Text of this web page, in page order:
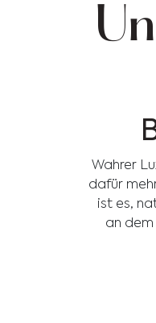
Wahrer
dafür
ist es,
an